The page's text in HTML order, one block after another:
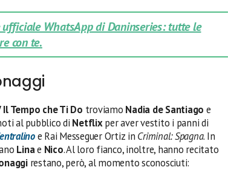
WhatsApp di Daninseries: tutte le
con te.
Tempo che Ti Do troviamo Nadia de Santiago e
al pubblico di Netflixper aver vestito i panni di
e Rai Messeguer Ortiz in Criminal: Spagna. In
Linae Nico. Al loro fianco, inoltre, hanno recitato
restano, però, al momento sconosciuti: